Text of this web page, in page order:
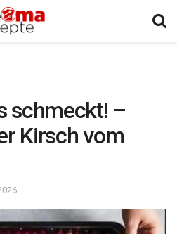
schmeckt! –
Kirsch vom